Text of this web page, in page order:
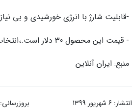
-قابلیت شارژ با انرژی خورشیدی و بی
- قیمت این محصول 30 دلار است.،انتخاب
منبع: ایران آنلاین
انتشار: 6 شهریور 1399 بروزرسانی: